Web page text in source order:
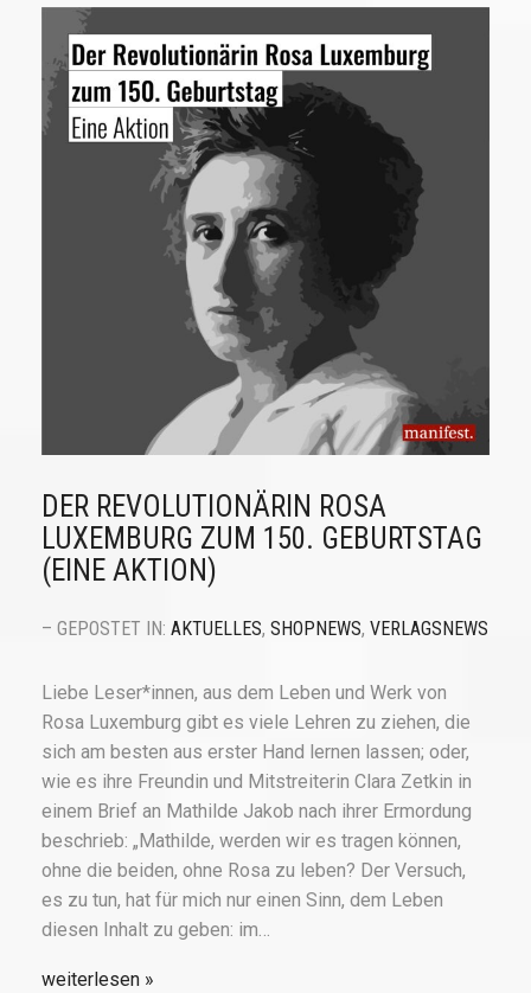
DER REVOLUTIONÄRIN ROSA
LUXEMBURG ZUM 150. GEBURTSTAG
(EINE AKTION)
– GEPOSTET IN: AKTUELLES, SHOPNEWS, VERLAGSNEWS
Liebe Leser*innen, aus dem Leben und Werk von
Rosa Luxemburg gibt es viele Lehren zu ziehen, die
sich am besten aus erster Hand lernen lassen; oder,
wie es ihre Freundin und Mitstreiterin Clara Zetkin in
einem Brief an Mathilde Jakob nach ihrer Ermordung
beschrieb: „Mathilde, werden wir es tragen können,
ohne die beiden, ohne Rosa zu leben? Der Versuch,
es zu tun, hat für mich nur einen Sinn, dem Leben
diesen Inhalt zu geben: im…
weiterlesen